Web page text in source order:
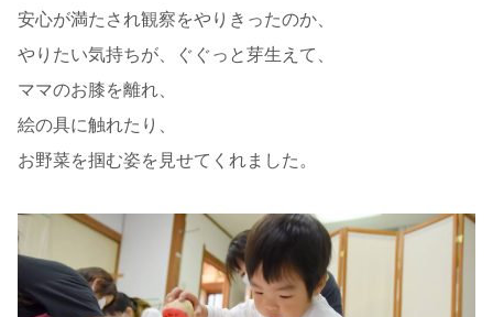
安心が満たされ観察をやりきったのか、
やりたい気持ちが、ぐぐっと芽生えて、
ママのお膝を離れ、
絵の具に触れたり、
お野菜を掴む姿を見せてくれました。